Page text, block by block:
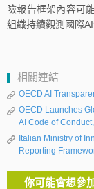
險報告框架內容可
組織持續觀測國際
相關連結
OECD AI
OECD Launches
AI Code of
Italian Ministry of
Reporting
你可能會想參